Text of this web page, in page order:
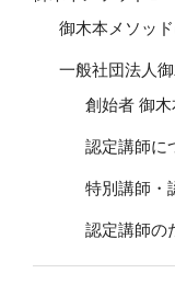
御木本メソッ
一般社団法人
創始者 御
認定講師に
特別講師・
認定講師の